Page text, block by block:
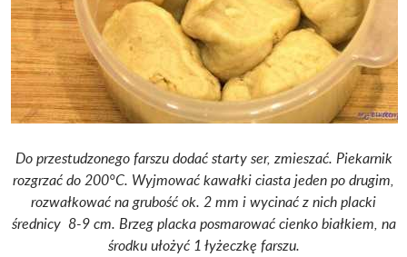
Do przestudzonego farszu dodać starty ser, zmieszać. Piekarnik
rozgrzać do 200°C. Wyjmować kawałki ciasta jeden po drugim,
rozwałkować na grubość ok. 2 mm i wycinać z nich placki
średnicy 8-9 cm. Brzeg placka posmarować cienko białkiem, na
środku ułożyć 1 łyżeczkę farszu.